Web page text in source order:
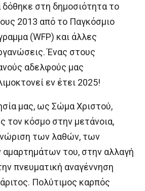
δόθηκε στη δημοσιότητα το
2013 από το Παγκόσμιο
(WFP) και άλλες
Ένας στους
αδελφούς μας
εν έτει 2025!
μας, ως Σώμα Χριστού,
τον κόσμο στην μετάνοια,
των λαθών, των
του, στην αλλαγή
πνευματική αναγέννηση
Πολύτιμος καρπός